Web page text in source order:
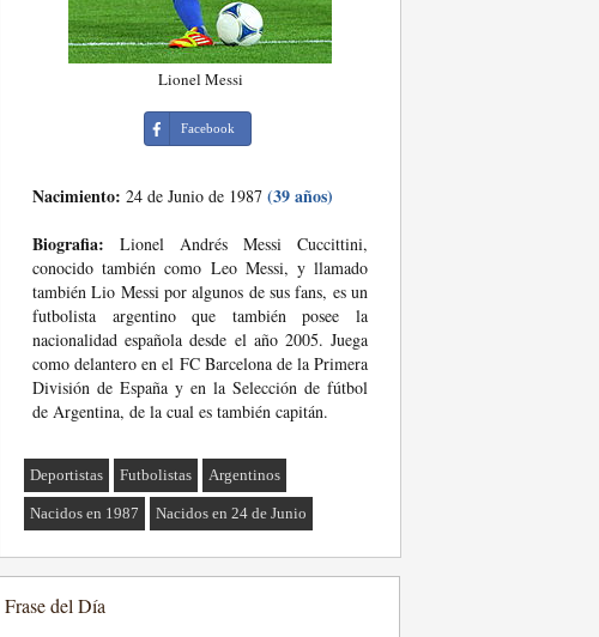
Lionel Messi
Facebook
Nacimiento: 24 de Junio de 1987 (39 años)
Biografia: Lionel Andrés Messi Cuccittini,
conocido también como Leo Messi, y llamado
también Lio Messi por algunos de sus fans, es un
futbolista argentino que también posee la
nacionalidad española desde el año 2005. Juega
como delantero en el FC Barcelona de la Primera
División de España y en la Selección de fútbol
de Argentina, de la cual es también capitán.
Deportistas Futbolistas Argentinos
Nacidos en 1987 Nacidos en 24 de Junio
Frase del Día